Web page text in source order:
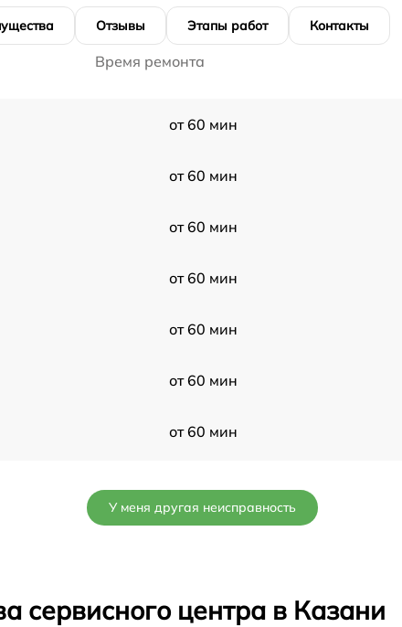
Отзывы Этапы работ Контакты
Время ремонта
от 60 мин
от 60 мин
от 60 мин
от 60 мин
от 60 мин
от 60 мин
от 60 мин
У меня другая неисправность
сервисного центра в Казани